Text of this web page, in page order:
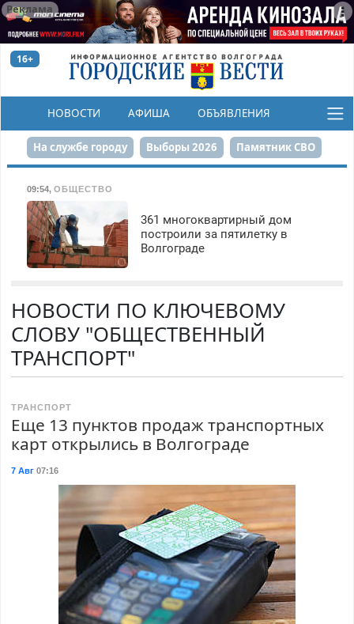
Реклама
16+
НОВОСТИ АФИША ОБЪЯВЛЕНИЯ
КОНКУРСЫ
На службе городу Выборы 2026 Памятник СВО
Набережная День Победы Реконструкция ЦПКиО
80-летие Победы Парк Героев-летчиков
09:54, ОБЩЕСТВО
361 многоквартирный дом
построили за пятилетку в
Волгограде
НОВОСТИ ПО КЛЮЧЕВОМУ
СЛОВУ "ОБЩЕСТВЕННЫЙ
ТРАНСПОРТ"
ТРАНСПОРТ
Еще 13 пунктов продаж транспортных
карт открылись в Волгограде
7 Авг07:16